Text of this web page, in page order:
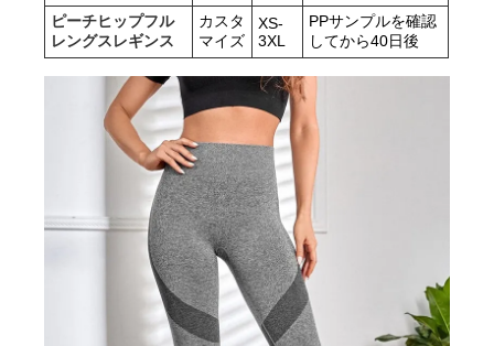
ピーチヒップフル
レングスレギンス
カスタ
マイズ
XS-
3XL
PPサンプルを確認
してから40日後